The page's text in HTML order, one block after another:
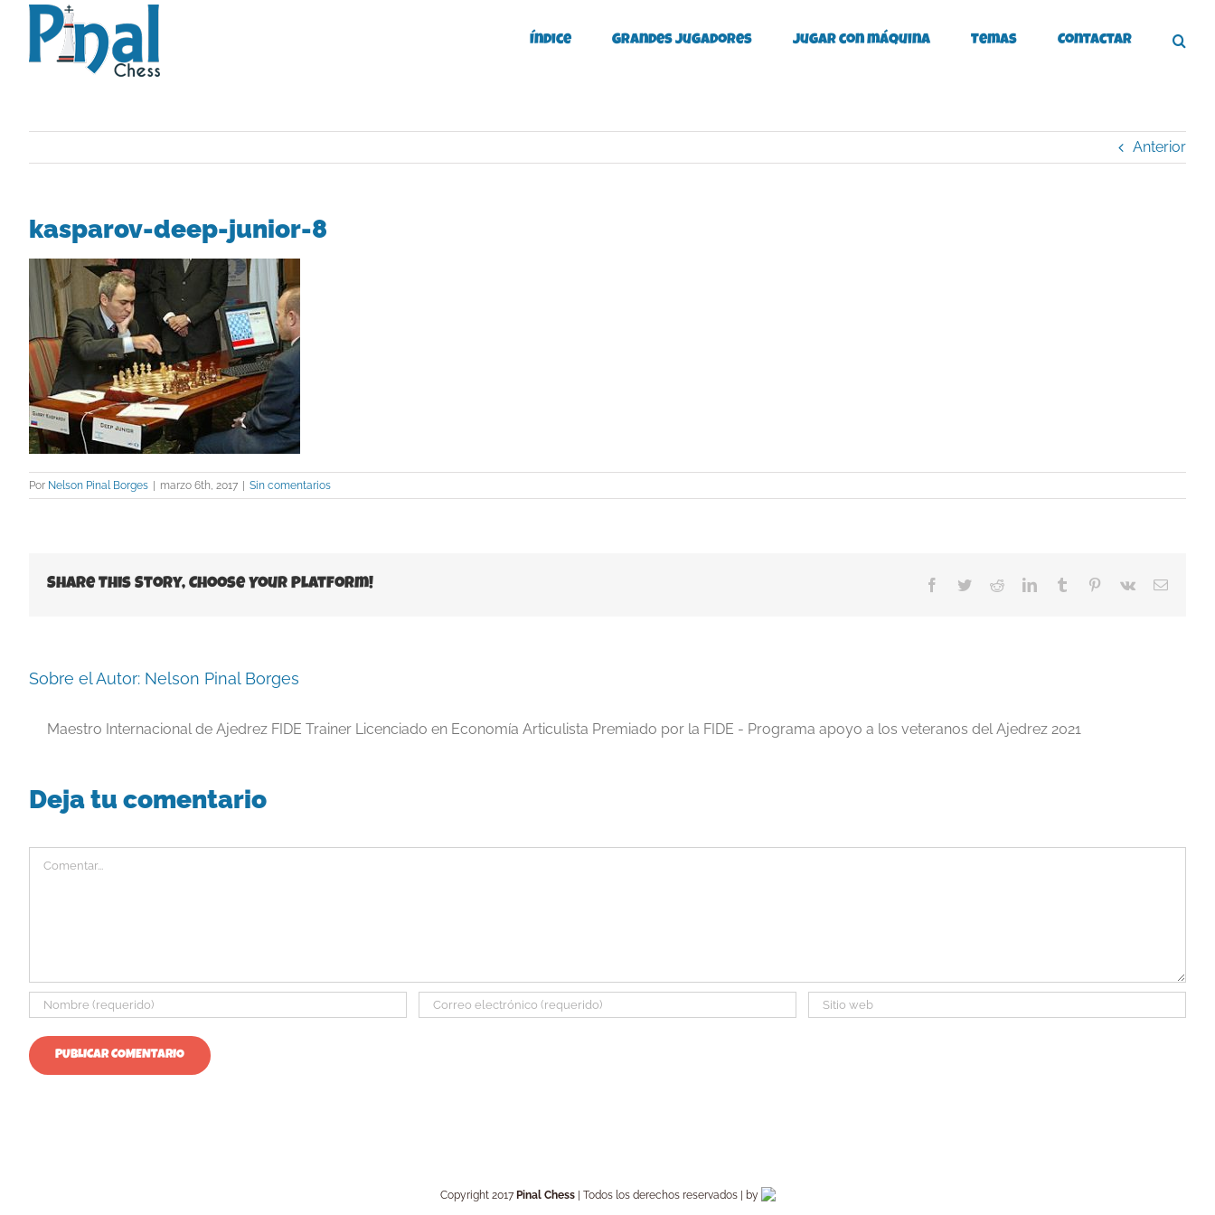
Saltar
contenido
Índice Grandes Jugadores Jugar con máquina Temas Contactar
Anterior
kasparov-deep-junior-8
Por Nelson Pinal Borges | marzo 6th, 2017 | Sin comentarios
Share This Story, Choose Your Platform! Facebook
TwitterRedditLinkedInTumblr Pinterest
Vk
Correo
Sobre el Autor: Nelson Pinal Borges
Maestro Internacional de Ajedrez FIDE Trainer Licenciado en Economía Articulista Premiado por la FIDE - Programa apoyo a los veteranos del Ajedrez 2021
Deja tu comentario
Copyright 2017 Pinal Chess| Todos los derechos reservados | by